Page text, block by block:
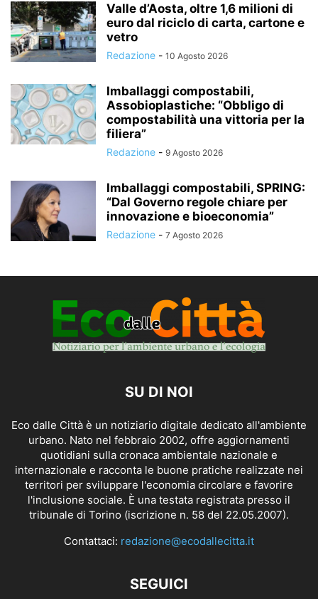
Valle d’Aosta, oltre 1,6 milioni di
euro dal riciclo di carta, cartone e
vetro
Redazione - 10 Agosto 2026
Imballaggi compostabili,
Assobioplastiche: “Obbligo di
compostabilità una vittoria per la
filiera”
Redazione - 9 Agosto 2026
Imballaggi compostabili, SPRING:
“Dal Governo regole chiare per
innovazione e bioeconomia”
Redazione - 7 Agosto 2026
SU DI NOI
Eco dalle Città è un notiziario digitale dedicato all'ambiente
urbano. Nato nel febbraio 2002, offre aggiornamenti
quotidiani sulla cronaca ambientale nazionale e
internazionale e racconta le buone pratiche realizzate nei
territori per sviluppare l'economia circolare e favorire
l'inclusione sociale. È una testata registrata presso il
tribunale di Torino (iscrizione n. 58 del 22.05.2007).
Contattaci: redazione@ecodallecitta.it
SEGUICI